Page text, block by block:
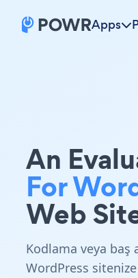
Apps
An
For
Web
Kodlama veya baş
WordPress